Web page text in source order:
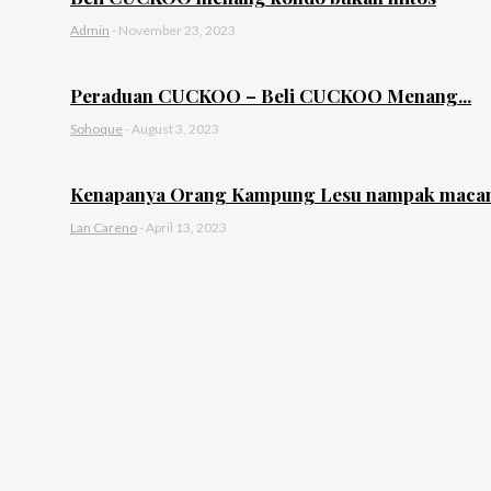
Admin - November 23, 2023
Peraduan CUCKOO – Beli CUCKOO Menang...
Sohoque - August 3, 2023
Kenapanya Orang Kampung Lesu nampak
Lan Careno - April 13, 2023